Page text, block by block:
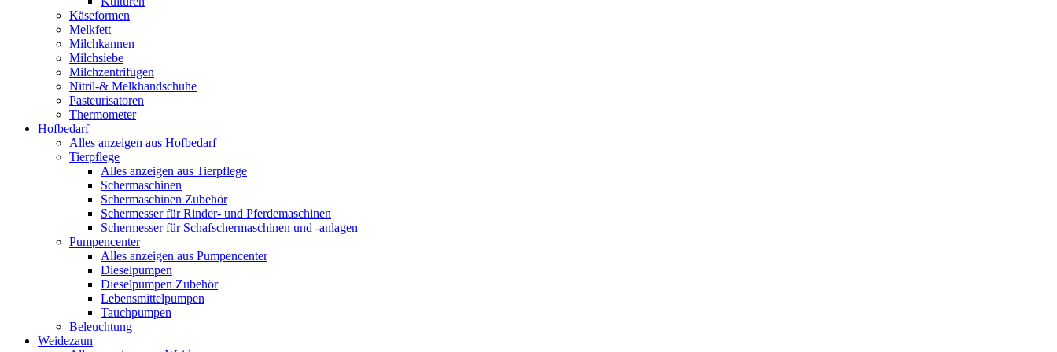
Käseformen
Melkfett
Milchkannen
Milchsiebe
Milchzentrifugen
Nitril-& Melkhandschuhe
Pasteurisatoren
Thermometer
Hofbedarf
Alles anzeigen aus Hofbedarf
Tierpflege
Alles anzeigen aus Tierpflege
Schermaschinen
Schermaschinen Zubehör
Schermesser für Rinder- und Pferdemaschinen
Schermesser für Schafschermaschinen und -anlagen
Pumpencenter
Alles anzeigen aus Pumpencenter
Dieselpumpen
Dieselpumpen Zubehör
Lebensmittelpumpen
Tauchpumpen
Beleuchtung
Weidezaun